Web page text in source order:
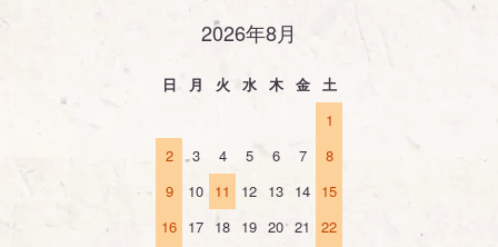
2026年8月
日 月 火 水 木 金
土
1
2
3 4 5 6 7
8
9
10 11 12 13 14 15
16 17 18 19 20 21
22